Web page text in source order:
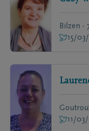
Bilzen -
15/
11/